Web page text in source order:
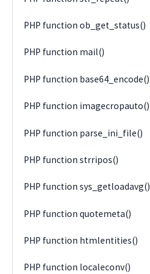
PHP function ob_get_status()
PHP function mail()
PHP function base64_encode()
PHP function imagecropauto()
PHP function parse_ini_file()
PHP function strripos()
PHP function sys_getloadavg()
PHP function quotemeta()
PHP function htmlentities()
PHP function localeconv()